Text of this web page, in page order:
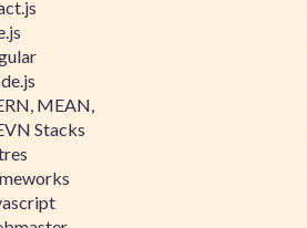
MEAN,
Stacks